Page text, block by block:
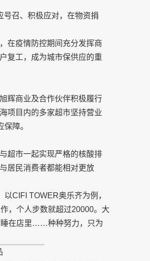
号召、积极应对，在物资捐
在疫情防控期间充分发挥商
复工，成为城市保供应的重
辉商业及合作伙伴积极履行
项目内的多家超市坚持营业
障。
超市一起实现严格的核酸排
居民消费者都能相对更放
CIFI TOWER奥乐齐为例，
，个人步数就超过20000。大
睡在店里……种种努力，只为